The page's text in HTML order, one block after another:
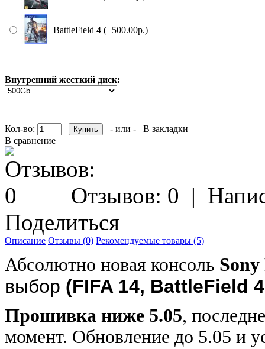
BattleField 4 (+500.00р.)
Внутренний жесткий диск:
Кол-во: - или -
В закладки
В сравнение
Отзывов: 0 |
Поделиться
Описание Отзывы (0) Рекомендуемые товары (5)
Абсолютно новая консоль
выбор (FIFA 14, BattleField
Прошивка ниже 5.05,
момент. Обновление до 5.05 и